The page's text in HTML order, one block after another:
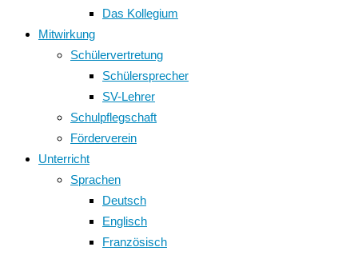
Das Kollegium
Mitwirkung
Schülervertretung
Schülersprecher
SV-Lehrer
Schulpflegschaft
Förderverein
Unterricht
Sprachen
Deutsch
Englisch
Französisch